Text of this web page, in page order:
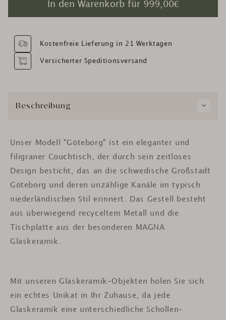
In den Warenkorb für 999,00€
Kostenfreie Lieferung in 21 Werktagen
Versicherter Speditionsversand
Beschreibung
Unser Modell "Göteborg" ist ein eleganter und
filigraner Couchtisch, der durch sein zeitloses
Design besticht, das an die schwedische Großstadt
Göteborg und deren unzählige Kanäle im typisch
niederländischen Stil erinnert. Das Gestell besteht
aus überwiegend recyceltem Metall und die
Tischplatte aus der besonderen MAGNA
Glaskeramik.
Mit unseren Glaskeramik-Objekten holen Sie sich
ein echtes Unikat in Ihr Zuhause, da jede
Glaskeramik eine unterschiedliche Schollen-